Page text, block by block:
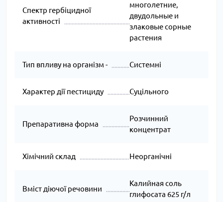
Спектр гербіцидної
активності
многолетние,
двудольные и
злаковые сорные
растения
Тип впливу на організм - Системні
Характер дії пестициду Суцільного
Препаративна форма
Розчинний
концентрат
Хімічний склад Неорганічні
Вміст діючої речовини
Калийная соль
глифосата 625 г/л